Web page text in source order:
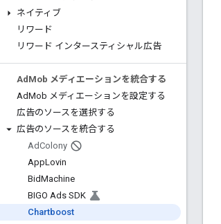
ネイティブ
リワード
リワード インタースティシャル広告
Ad Mob メディエーションを統合する
AdMob メディエーションを設定する
広告のソースを選択する
広告のソースを統合する
AdColony
AppLovin
BidMachine
BIGO Ads SDK
Chartboost